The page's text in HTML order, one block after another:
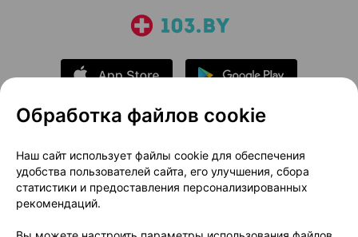
О проекте
Новости проекта
Размещение рекламы
Медицинский маркетинг
Публичный договор
Доставка
Обработка файлов cookie
Наш сайт использует файлы cookie для обеспечения
удобства пользователей сайта, его улучшения, сбора
статистики и предоставления персонализированных
рекомендаций.